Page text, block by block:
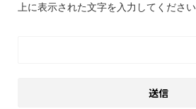
上に表示された文字を入力してください